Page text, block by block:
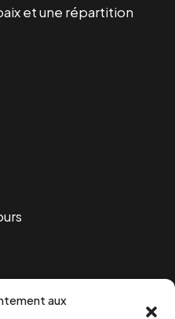
aux
et une répartition